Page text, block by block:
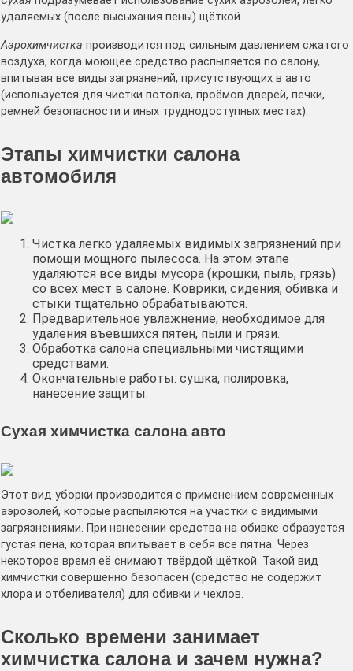
удаляемых (после высыхания пены) щёткой.
Аэрохимчистка производится под сильным давлением сжатого
воздуха, когда моющее средство распыляется по салону,
впитывая все виды загрязнений, присутствующих в авто
(используется для чистки потолка, проёмов дверей, печки,
ремней безопасности и иных труднодоступных местах).
Этапы химчистки салона
автомобиля
Чистка легко удаляемых видимых загрязнений при
помощи мощного пылесоса. На этом этапе
удаляются все виды мусора (крошки, пыль, грязь)
со всех мест в салоне. Коврики, сидения, обивка и
стыки тщательно обрабатываются.
Предварительное увлажнение, необходимое для
удаления въевшихся пятен, пыли и грязи.
Обработка салона специальными чистящими
средствами.
Окончательные работы: сушка, полировка,
нанесение защиты.
Сухая химчистка салона авто
Этот вид уборки производится с применением современных
аэрозолей, которые распыляются на участки с видимыми
загрязнениями. При нанесении средства на обивке образуется
густая пена, которая впитывает в себя все пятна. Через
некоторое время её снимают твёрдой щёткой. Такой вид
химчистки совершенно безопасен (средство не содержит
хлора и отбеливателя) для обивки и чехлов.
Сколько времени занимает
химчистка салона и зачем нужна?